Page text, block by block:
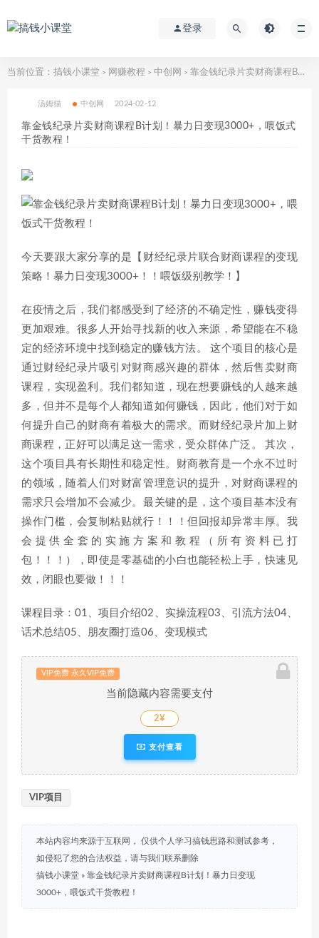
登录
当前位置： 搞钱小课堂 > 网赚教程 > 中创网 > 靠金钱纪录片卖财商课程B计划！暴力日变现3000+，喂饭式干货教程！
汤姆猫 中创网 2024-02-12
靠金钱纪录片卖财商课程B计划！暴力日变现3000+，喂饭式
干货教程！
今天要跟大家分享的是【财经纪录片联合财商课程的变现
策略！暴力日变现3000+！！喂饭级别教学！】
在疫情之后，我们都感受到了经济的不确定性，赚钱变得
更加艰难。很多人开始寻找新的收入来源，希望能在不稳
定的经济环境中找到稳定的赚钱方法。 这个项目的核心是
通过财经纪录片吸引对财商感兴趣的群体，然后售卖财商
课程，实现盈利。我们都知道，现在想要赚钱的人越来越
多，但并不是每个人都知道如何赚钱，因此，他们对于如
何提升自己的财商有着极大的需求。而财经纪录片加上财
商课程，正好可以满足这一需求，受众群体广泛。 其次，
这个项目具有长期性和稳定性。财商教育是一个永不过时
的领域，随着人们对财富管理意识的提升，对财商课程的
需求只会增加不会减少。最关键的是，这个项目基本没有
操作门槛，会复制粘贴就行！！！但回报却异常丰厚。我
会提供全套的实施方案和教程（所有资料已打
包！！！），即使是零基础的小白也能轻松上手，快速见
效，闭眼也要做！！！
课程目录：01、项目介绍02、实操流程03、引流方法04、
话术总结05、朋友圈打造06、变现模式
VIP免费 永久VIP免费
当前隐藏内容需要支付
2¥
支付查看
VIP项目
本站内容均来源于互联网， 仅供个人学习搞钱思路和测试参考，
如侵犯了您的合法权益，请与我们联系删除
搞钱小课堂 » 靠金钱纪录片卖财商课程B计划！暴力日变现
3000+，喂饭式干货教程！